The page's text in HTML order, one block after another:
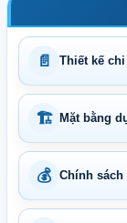
📄 Thiết kế
🏗 Mặt bằng
💰 Chính sách